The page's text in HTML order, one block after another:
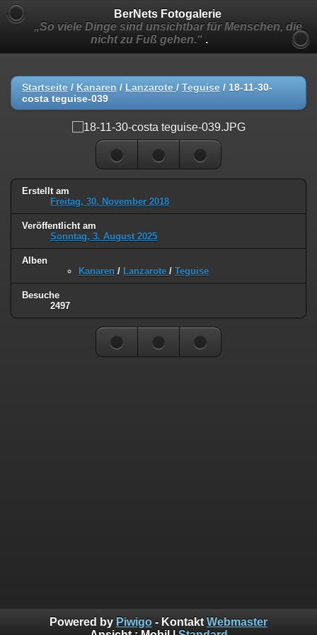
BerNets Fotogalerie
„So viele Dinge sind unsichtbar für Menschen, die
nicht zu Fuß gehen.“ .
Startseite / Kanaren / Lanzarote / Teguise / 18-11-30-
costa teguise-039
Erstellt am
Freitag, 30. November 2018
Veröffentlicht am
Sonntag, 3. August 2025
Alben
Kanaren / Lanzarote / Teguise
Besuche
2497
Powered by Piwigo - Kontakt Webmaster